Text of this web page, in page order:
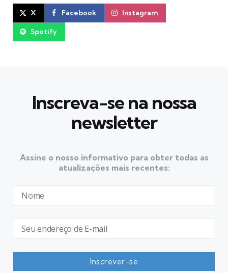
X Facebook Instagram
Spotify
Inscreva-se na nossa
newsletter
Assine o nosso informativo para obter todas as
atualizações mais recentes: